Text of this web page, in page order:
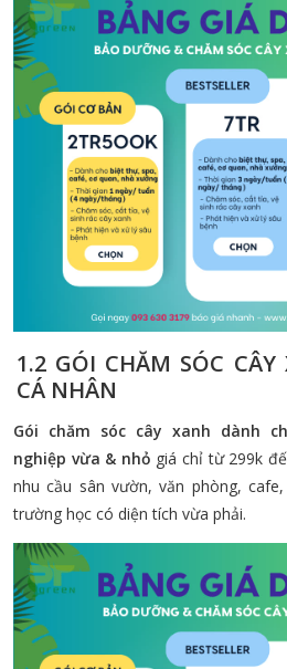
1.2 GÓI CHĂM SÓC
CÁ NHÂN
Gói chăm sóc cây xanh dành
nghiệp vừa & nhỏ giá chỉ từ 299k
nhu cầu sân vườn, văn phòng,
trường học có diện tích vừa phải.